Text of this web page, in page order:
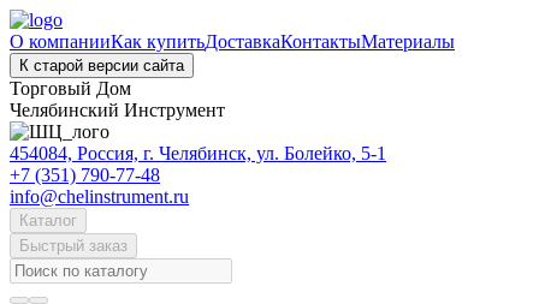
О компанииКак купитьДоставкаКонтактыМатериалы
К старой версии сайта
Торговый Дом
Челябинский Инструмент
454084, Россия, г. Челябинск, ул. Болейко, 5-1
+7 (351) 790-77-48
info@chelinstrument.ru
Каталог
Быстрый заказ